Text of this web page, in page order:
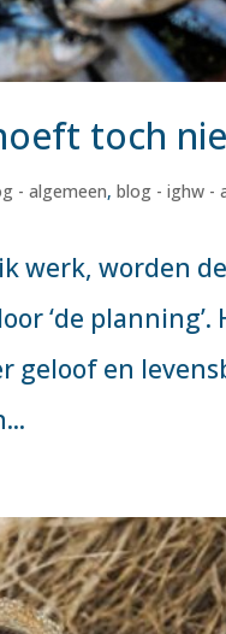
toch
- algemeen,blog - ighw -
werk, worden
‘de
geloof en